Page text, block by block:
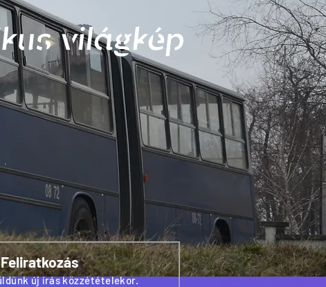
világkép
Feliratkozás
új írás közzétételekor.